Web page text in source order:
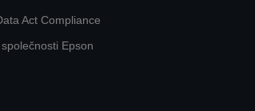
Act Compliance
Epson